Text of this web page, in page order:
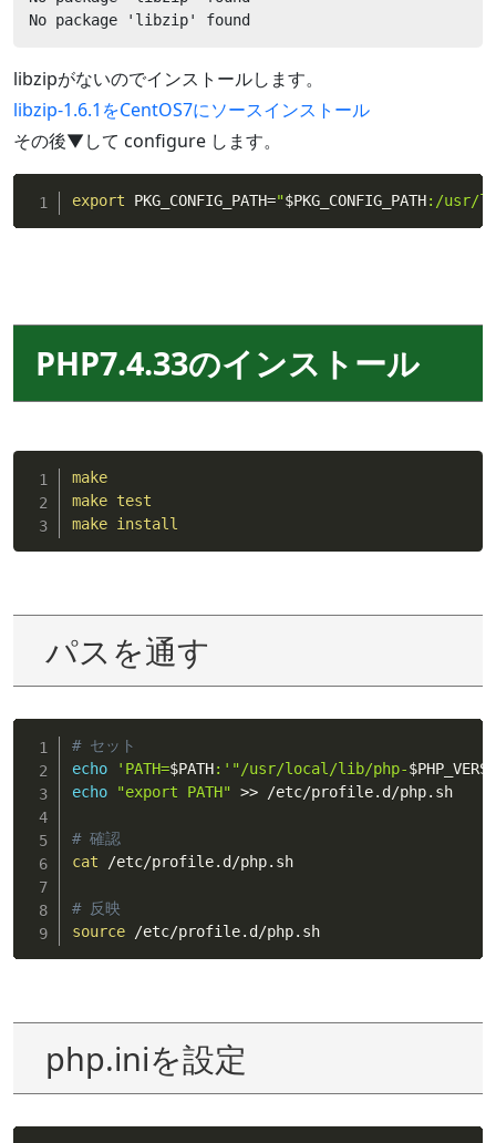
No package 'libzip' found
libzipがないのでインストールします。
libzip-1.6.1をCentOS7にソースインストール
その後▼して configure します。
export PKG_CONFIG_PATH="$PKG_CONFIG_PATH:/usr/
PHP7.4.33のインストール
make
make test
make install
パスを通す
# セット
echo
'PATH=$PATH:' "/usr/local/lib/php-
echo
"export PATH" >> /etc/profile.d/php.sh
# 確認
cat /etc/profile.d/php.sh
# 反映
source /etc/profile.d/php.sh
php.iniを設定